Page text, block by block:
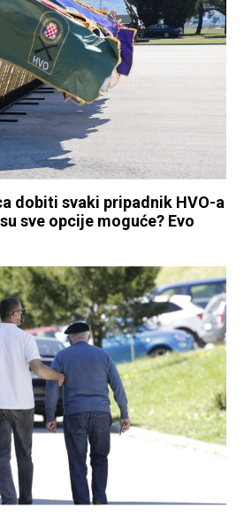
dobiti svaki pripadnik HVO-a
sve opcije moguće? Evo